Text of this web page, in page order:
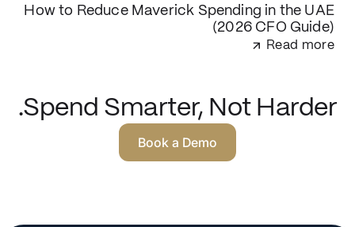
How to Reduce Maverick Spending in the UAE
(2026 CFO Guide)
Read more
Spend Smarter, Not Harder.
Book a Demo